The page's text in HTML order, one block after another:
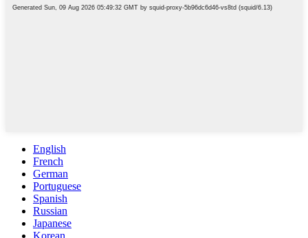
English
French
German
Portuguese
Spanish
Russian
Japanese